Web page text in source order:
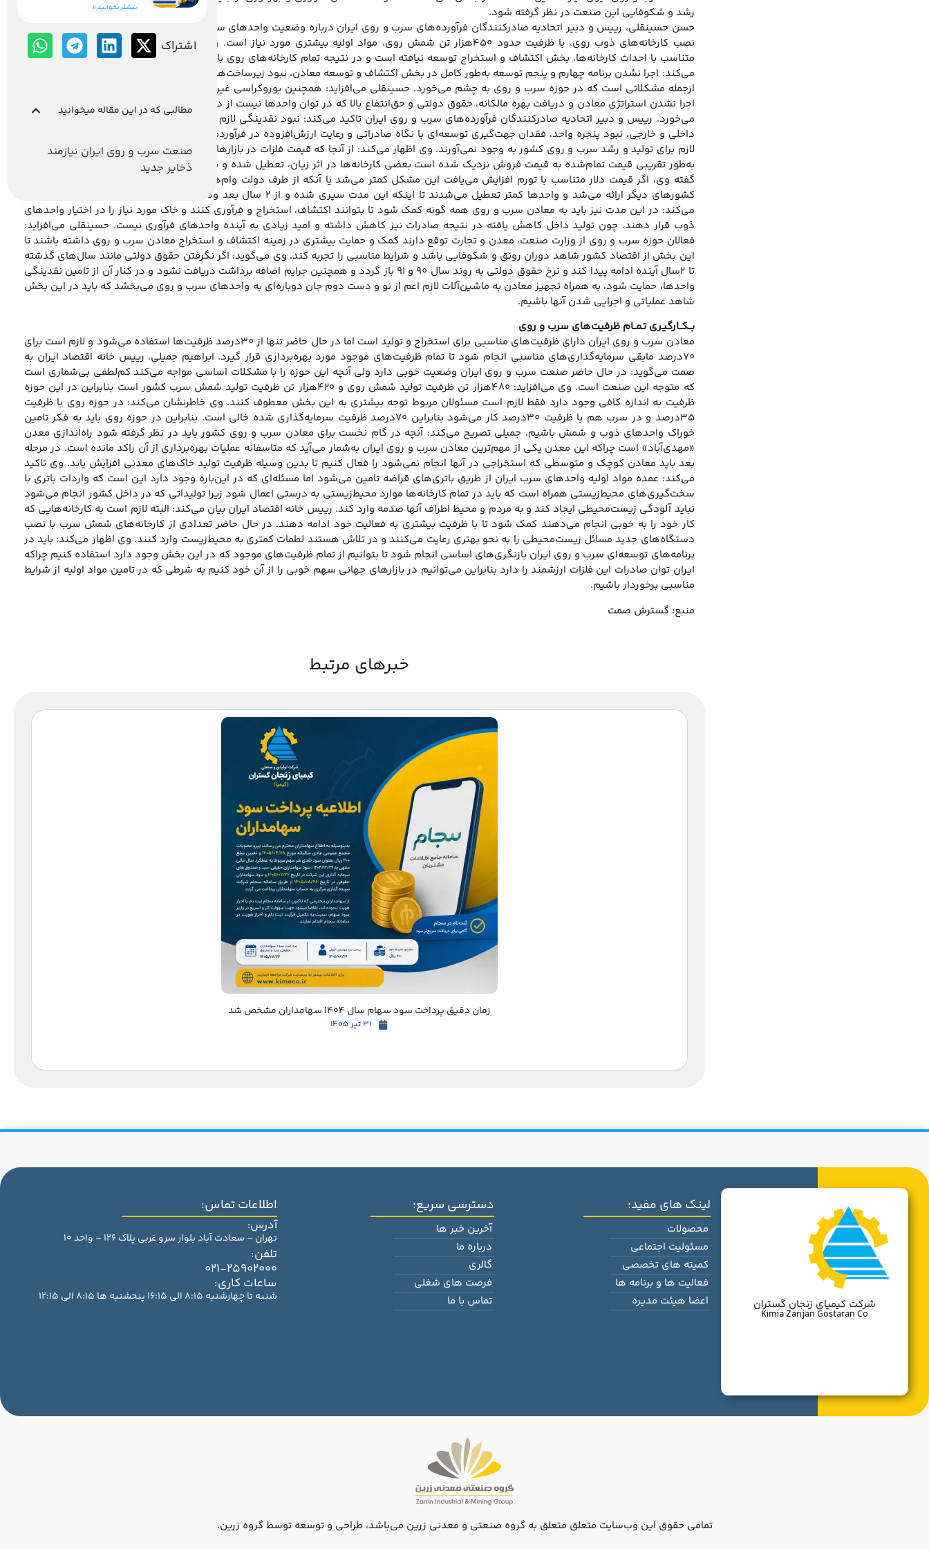
رشد و شکوفایی این صنعت در نظر گرفته شود.
حسن حسینقلی، رییس و دبیر اتحادیه صادرکنندگان فرآورده‌های سرب و روی ایران درباره وضعیت واحدهای سرب و روی ایران به صمت می‌گوید: با توجه به
نصب کارخانه‌های ذوب روی، با ظرفیت حدود ۴۵۰هزار تن شمش روی، مواد اولیه بیشتری مورد نیاز است. وی می‌افزاید: متاسفانه در سال‌های گذشته
متناسب با احداث کارخانه‌ها، بخش اکتشاف و استخراج توسعه نیافته است و در نتیجه تمام کارخانه‌های روی با کمبود مواد اولیه مواجه هستند. وی تصریح
می‌کند: اجرا نشدن برنامه چهارم و پنجم توسعه به‌طور کامل در بخش اکتشاف و توسعه معادن، نبود زیرساخت‌های لازم و وجود قوانین مزاحم و دست و پاگیر
ازجمله مشکلاتی است که در حوزه سرب و روی به چشم می‌خورد. حسینقلی می‌افزاید: همچنین بوروکراسی غیرلازم و افزایش هزینه‌های انرژی و حمل‌ونقل،
اجرا نشدن استراتژی معادن و دریافت بهره مالکانه، حقوق دولتی و حق‌انتفاع بالا که در توان واحدها نیست از دیگر مشکلاتی است که در این بخش به چشم
می‌خورد. رییس و دبیر اتحادیه صادرکنندگان فرآورده‌های سرب و روی ایران تاکید می‌کند: نبود نقدینگی لازم و تسهیلات بانکی کم با بهره بالا، تحریم‌های
داخلی و خارجی، نبود پنجره واحد، فقدان جهت‌گیری توسعه‌ای با نگاه صادراتی و رعایت ارزش‌افزوده در فرآورده‌ها و مناسب نبودن فضای کسب‌وکار، شرایط
لازم برای تولید و رشد سرب و روی کشور به وجود نمی‌آورند. وی اظهار می‌کند: از آنجا که قیمت فلزات در بازارهای جهانی و ایران کاهش چشمگیری داشته و
به‌طور تقریبی قیمت تمام‌شده به قیمت فروش نزدیک شده است بعضی کارخانه‌ها در اثر زیان، تعطیل شده و بعضی با ظرفیت بسیار پایینی کار می‌کنند. به
گفته وی، اگر قیمت دلار متناسب با تورم افزایش می‌یافت این مشکل کمتر می‌شد یا آنکه از طرف دولت وام‌هایی با تنفس دو ساله و بهره قابل رقابت با
کشورهای دیگر ارائه می‌شد و واحدها کمتر تعطیل می‌شدند تا اینکه این مدت سپری شده و از ۲ سال بعد وضعیت بازار فلزات بهتر شود. وی خاطرنشان
می‌کند: در این مدت نیز باید به معادن سرب و روی همه گونه کمک شود تا بتوانند اکتشاف، استخراج و فرآوری کنند و خاک مورد نیاز را در اختیار واحدهای
ذوب قرار دهند. چون تولید داخل کاهش یافته در نتیجه صادرات نیز کاهش داشته و امید زیادی به آینده واحدهای فرآوری نیست. حسینقلی می‌افزاید:
فعالان حوزه سرب و روی از وزارت صنعت، معدن و تجارت توقع دارند کمک و حمایت بیشتری در زمینه اکتشاف و استخراج معادن سرب و روی داشته باشند تا
این بخش از اقتصاد کشور شاهد دوران رونق و شکوفایی باشد و شرایط مناسبی را تجربه کند. وی می‌گوید: اگر نگرفتن حقوق دولتی مانند سال‌های گذشته
تا ۲سال آینده ادامه پیدا کند و نرخ حقوق دولتی به روند سال ۹۰ و ۹۱ باز گردد و همچنین جرایم اضافه برداشت دریافت نشود و در کنار آن از تامین نقدینگی
واحدها، حمایت شود، به همراه تجهیز معادن به ماشین‌آلات لازم اعم از نو و دست دوم جان دوباره‌ای به واحدهای سرب و روی می‌بخشد که باید در این بخش
شاهد عملیاتی و اجرایی شدن آنها باشیم.
بــکــارگیـری تـمــام ظرفیت‌های سرب و روی
معادن سرب و روی ایران دارای ظرفیت‌های مناسبی برای استخراج و تولید است اما در حال حاضر تنها از ۳۰درصد ظرفیت‌ها استفاده می‌شود و لازم است برای
۷۰درصد مابقی سرمایه‌گذاری‌های مناسبی انجام شود تا تمام ظرفیت‌های موجود مورد بهره‌برداری قرار گیرد. ابراهیم جمیلی، رییس خانه اقتصاد ایران به
صمت می‌گوید: در حال حاضر صنعت سرب و روی ایران وضعیت خوبی دارد ولی آنچه این حوزه را با مشکلات اساسی مواجه می‌کند کم‌لطفی بی‌شماری است
که متوجه این صنعت است. وی می‌افزاید: ۴۸۰هزار تن ظرفیت تولید شمش روی و ۴۲۰هزار تن ظرفیت تولید شمش سرب کشور است بنابراین در این حوزه
ظرفیت به اندازه کافی وجود دارد فقط لازم است مسئولان مربوط توجه بیشتری به این بخش معطوف کنند. وی خاطرنشان می‌کند: در حوزه روی با ظرفیت
۳۵درصد و در سرب هم با ظرفیت ۳۰درصد کار می‌شود بنابراین ۷۰درصد ظرفیت سرمایه‌گذاری شده خالی است. بنابراین در حوزه روی باید به فکر تامین
خوراک واحدهای ذوب و شمش باشیم. جمیلی تصریح می‌کند: آنچه در گام نخست برای معادن سرب و روی کشور باید در نظر گرفته شود راه‌اندازی معدن
«مهدی‌آباد» است چراکه این معدن یکی از مهم‌ترین معادن سرب و روی ایران به‌شمار می‌آید که متاسفانه عملیات بهره‌برداری از آن راکد مانده است. در مرحله
بعد باید معادن کوچک و متوسطی که استخراجی در آنها انجام نمی‌شود را فعال کنیم تا بدین وسیله ظرفیت تولید خاک‌های معدنی افزایش یابد. وی تاکید
می‌کند: عمده مواد اولیه واحدهای سرب ایران از طریق باتری‌های قراضه تامین می‌شود اما مسئله‌ای که در این‌باره وجود دارد این است که واردات باتری با
سخت‌گیری‌های محیط‌زیستی همراه است که باید در تمام کارخانه‌ها موارد محیط‌زیستی به درستی اعمال شود زیرا تولیداتی که در داخل کشور انجام می‌شود
نباید آلودگی زیست‌محیطی ایجاد کند و به مردم و محیط اطراف آنها صدمه وارد کند. رییس خانه اقتصاد ایران بیان می‌کند: البته لازم است به کارخانه‌هایی که
کار خود را به خوبی انجام می‌دهند کمک شود تا با ظرفیت بیشتری به فعالیت خود ادامه دهند. در حال حاضر تعدادی از کارخانه‌های شمش سرب با نصب
دستگاه‌های جدید مسائل زیست‌محیطی را به نحو بهتری رعایت می‌کنند و در تلاش هستند لطمات کمتری به محیط‌زیست وارد کنند. وی اظهار می‌کند: باید در
برنامه‌های توسعه‌ای سرب و روی ایران بازنگری‌های اساسی انجام شود تا بتوانیم از تمام ظرفیت‌های موجود که در این بخش وجود دارد استفاده کنیم چراکه
ایران توان صادرات این فلزات ارزشمند را دارد بنابراین می‌توانیم در بازارهای جهانی سهم خوبی را از آن خود کنیم به شرطی که در تامین مواد اولیه از شرایط
مناسبی برخوردار باشیم.
منبع: گسترش صمت
خبرهای مرتبط
زمان دقیق پرداخت سود سهام سال 1404 سهامداران مشخص شد
31 تیر 1405
مطالبی که در این مقاله میخوانید
صنعت سرب و روی ایران نیازمند
ذخایر جدید
اشتراک
بیشتر بخوانید »
اطلاعات تماس:
آدرس:
تهران – سعادت آباد بلوار سرو غربی پلاک 126 – واحد 10
تلفن:
021-25902000
ساعات کاری:
شنبه تا چهارشنبه 8:15 الی 16:15 پنجشنبه ها 8:15 الی 12:15
دسترسی سریع:
آخرین خبر ها
درباره ما
گالری
فرصت های شغلی
تماس با ما
لینک های مفید:
محصولات
مسئولیت اجتماعی
کمیته های تخصصی
فعالیت ها و برنامه ها
اعضا هیئت مدیره
شرکت کیمیای زنجان گستران
Kimia Zanjan Gostaran Co
تمامی حقوق این وب‌سایت متعلق متعلق به گروه صنعتی و معدنی زرین می‌باشد، طراحی و توسعه توسط گروه زرین.